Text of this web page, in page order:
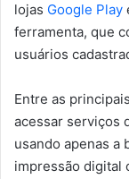
lojas Google Play
ferramenta, que
usuários
Entre as
acessar serviços
usando apenas a
impressão digital